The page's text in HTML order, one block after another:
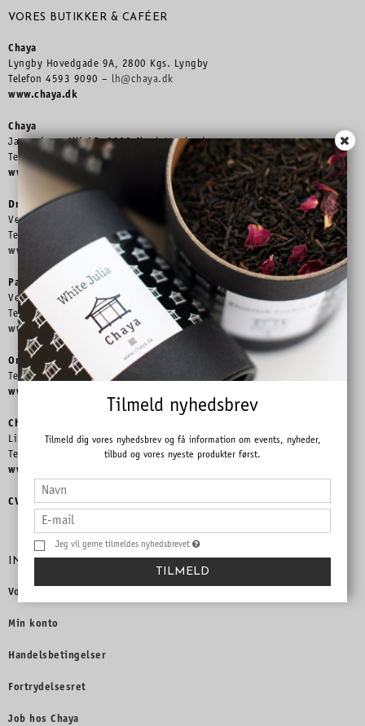
VORES BUTIKKER & CAFÉER
Chaya
Lyngby Hovedgade 9A, 2800 Kgs. Lyngby
Telefon 4593 9090 – lh@chaya.dk
www.chaya.dk
Chaya
Jægersborg Allé 37, 2920 Charlottenlund
Telefon 3990 9097 – ja@chaya.dk
www.chaya.dk
Dronning Louises Tehus
Ved Slotshaven 12, 2820 Gentofte
Telefon 3132 3960 – dl@chaya.dk
www.dronninglouisestehus.dk
Paradehuset
Ved Slotshaven 12, 2820 Gentofte
Telefon 3132 3960 – ph@chaya.dk
www.dronninglouisestehus.dk
Online Shop
Telefon 3965 8898 –info@chaya.dk
www.chaya.dk
Chaya Lager
Literbuen9, 2740 Skovlunde
Telefon 3965 8898 – info@chaya.dk
www.chaya.dk
CVR: 66111717
INFORMATION
Vores butikker
Min konto
Handelsbetingelser
Fortrydelsesret
Job hos Chaya
Tilmeld nyhedsbrev
Tilmeld dig vores nyhedsbrev og få information om events, nyheder,
tilbud og vores nyeste produkter først.
Jeg vil gerne tilmeldes nyhedsbrevet
TILMELD